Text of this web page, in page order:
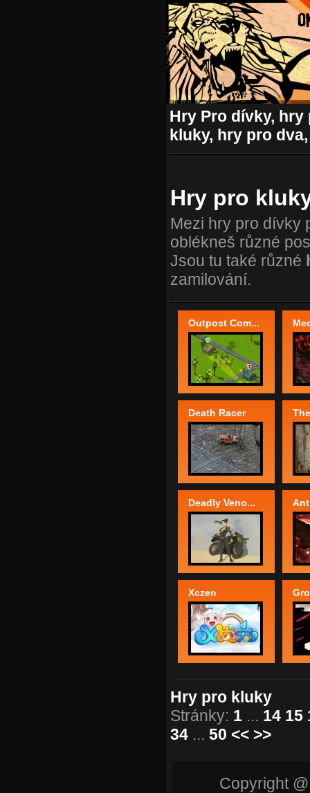
Hry Pro dívky,
kluky, hry pro
Hry pro
Mezi hry pro dívky
oblékneš různé
Jsou tu také různé
zamilování.
Outpost Com...
Death Racer
Deadly Veno...
Xczen
Hry pro kluky
Stránky: 1 ... 14 15
34 ... 50 << >>
Copyright